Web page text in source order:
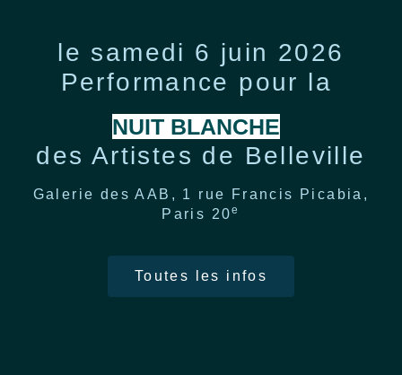
le samedi 6 juin 2026
Performance pour la
NUIT BLANCHE
des Artistes de Belleville
Galerie des AAB, 1 rue Francis Picabia,
Paris 20e
Toutes les infos